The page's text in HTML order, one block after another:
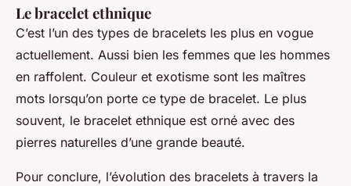
Le bracelet ethnique
C’est l’un des types de bracelets les plus en vogue
actuellement. Aussi bien les femmes que les hommes
en raffolent. Couleur et exotisme sont les maîtres
mots lorsqu’on porte ce type de bracelet. Le plus
souvent, le bracelet ethnique est orné avec des
pierres naturelles d’une grande beauté.
Pour conclure, l’évolution des bracelets à travers la